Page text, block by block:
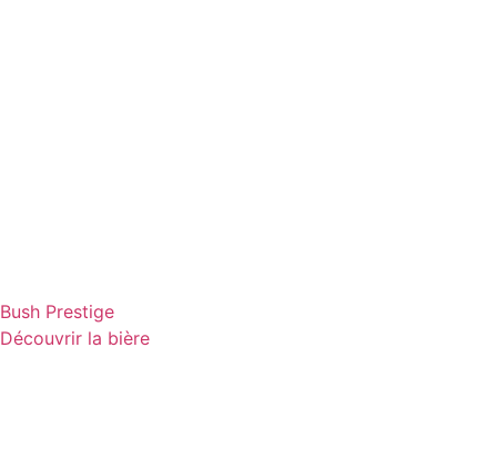
Bush Prestige
Découvrir la bière